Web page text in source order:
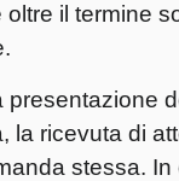
il termine
la ricevuta di
stessa.